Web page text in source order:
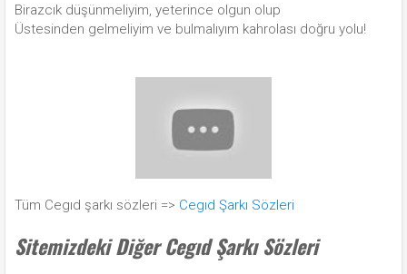
Birazcık düşünmeliyim, yeterince olgun olup
Üstesinden gelmeliyim ve bulmalıyım kahrolası doğru yolu!
Tüm Cegıd şarkı sözleri => Cegıd Şarkı Sözleri
Sitemizdeki Diğer Cegıd Şarkı Sözleri